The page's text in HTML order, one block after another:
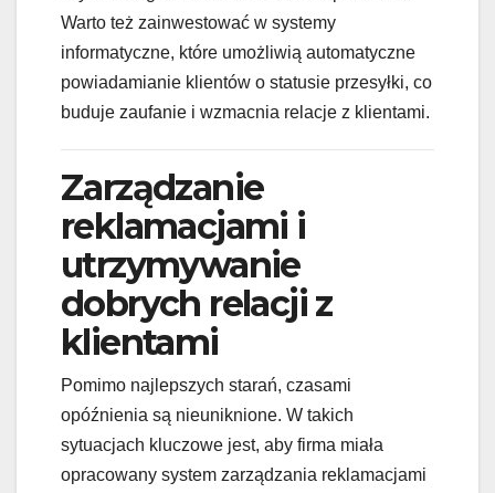
Warto też zainwestować w systemy
informatyczne, które umożliwią automatyczne
powiadamianie klientów o statusie przesyłki, co
buduje zaufanie i wzmacnia relacje z klientami.
Zarządzanie
reklamacjami i
utrzymywanie
dobrych relacji z
klientami
Pomimo najlepszych starań, czasami
opóźnienia są nieuniknione. W takich
sytuacjach kluczowe jest, aby firma miała
opracowany system zarządzania reklamacjami